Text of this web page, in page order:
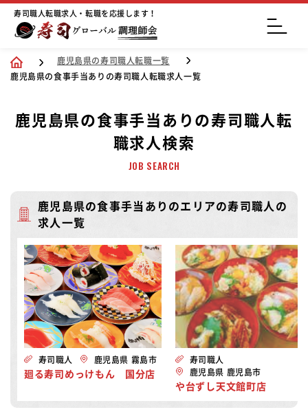
寿司職人転職求人・転職を応援します！
鹿児島県の寿司職人転職一覧
鹿児島県の食事手当ありの寿司職人転職求人一覧
鹿児島県の食事手当ありの寿司職人転
職求人検索
JOB SEARCH
鹿児島県の食事手当ありのエリアの寿司職人の
求人一覧
寿司職人 鹿児島県 霧島市
廻る寿司めっけもん 国分店
寿司職人
鹿児島県 鹿児島市
や台ずし天文館町店